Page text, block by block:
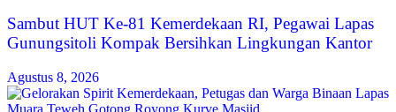
Sambut HUT Ke-81 Kemerdekaan RI, Pegawai Lapas
Gunungsitoli Kompak Bersihkan Lingkungan Kantor
Agustus 8, 2026